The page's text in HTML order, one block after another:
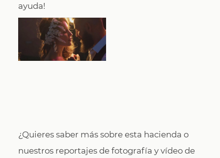
ayuda!
¿Quieres saber más sobre esta hacienda o
nuestros reportajes de fotografía y vídeo de